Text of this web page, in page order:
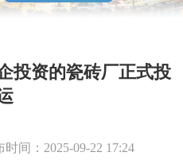
投资的瓷砖厂正式投
时间：2025-09-22 17:24